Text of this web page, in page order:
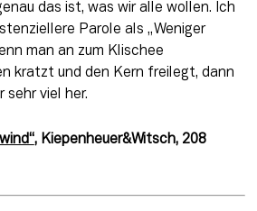
das ist, was wir alle wollen. Ich
Parole als „Weniger
man an zum Klischee
kratzt und den Kern freilegt, dann
sehr viel her.
, Kiepenheuer&Witsch, 208